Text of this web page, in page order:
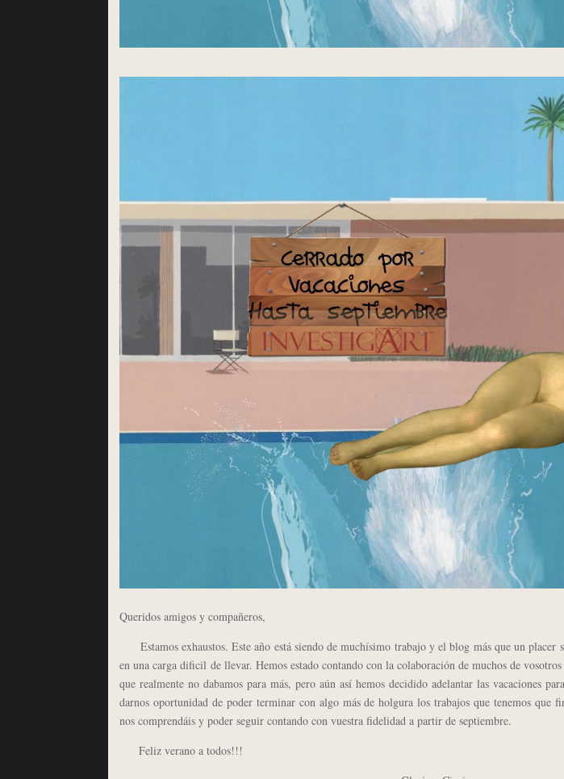
Queridos amigos y compañeros,
Estamos exhaustos. Este año está siendo de muchísimo trabajo y el blog más que un placer
en una carga dificil de llevar. Hemos estado contando con la colaboración de muchos de
que realmente no dabamos para más, pero aún así hemos decidido adelantar las vacaciones
darnos oportunidad de poder terminar con algo más de holgura los trabajos que tenemos que
nos comprendáis y poder seguir contando con vuestra fidelidad a partir de septiembre.
Feliz verano a todos!!!